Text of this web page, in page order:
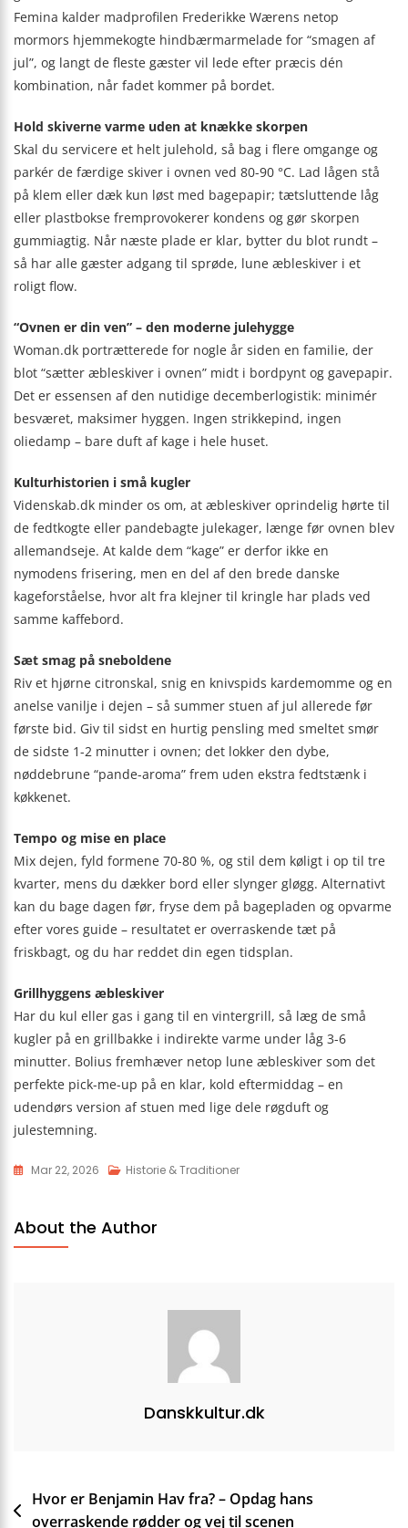
Femina kalder madprofilen Frederikke Wærens netop
mormors hjemmekogte hindbærmarmelade for “smagen af
jul”, og langt de fleste gæster vil lede efter præcis dén
kombination, når fadet kommer på bordet.
Hold skiverne varme uden at knække skorpen
Skal du servicere et helt julehold, så bag i flere omgange og
parkér de færdige skiver i ovnen ved 80-90 °C. Lad lågen stå
på klem eller dæk kun løst med bagepapir; tætsluttende låg
eller plastbokse fremprovokerer kondens og gør skorpen
gummiagtig. Når næste plade er klar, bytter du blot rundt –
så har alle gæster adgang til sprøde, lune æbleskiver i et
roligt flow.
“Ovnen er din ven” – den moderne julehygge
Woman.dk portrætterede for nogle år siden en familie, der
blot “sætter æbleskiver i ovnen” midt i bordpynt og gavepapir.
Det er essensen af den nutidige decemberlogistik: minimér
besværet, maksimer hyggen. Ingen strikkepind, ingen
oliedamp – bare duft af kage i hele huset.
Kulturhistorien i små kugler
Videnskab.dk minder os om, at æbleskiver oprindelig hørte til
de fedtkogte eller pandebagte julekager, længe før ovnen blev
allemandseje. At kalde dem “kage” er derfor ikke en
nymodens frisering, men en del af den brede danske
kageforståelse, hvor alt fra klejner til kringle har plads ved
samme kaffebord.
Sæt smag på sneboldene
Riv et hjørne citronskal, snig en knivspids kardemomme og en
anelse vanilje i dejen – så summer stuen af jul allerede før
første bid. Giv til sidst en hurtig pensling med smeltet smør
de sidste 1-2 minutter i ovnen; det lokker den dybe,
nøddebrune “pande-aroma” frem uden ekstra fedtstænk i
køkkenet.
Tempo og mise en place
Mix dejen, fyld formene 70-80 %, og stil dem køligt i op til tre
kvarter, mens du dækker bord eller slynger gløgg. Alternativt
kan du bage dagen før, fryse dem på bagepladen og opvarme
efter vores guide – resultatet er overraskende tæt på
friskbagt, og du har reddet din egen tidsplan.
Grillhyggens æbleskiver
Har du kul eller gas i gang til en vintergrill, så læg de små
kugler på en grillbakke i indirekte varme under låg 3-6
minutter. Bolius fremhæver netop lune æbleskiver som det
perfekte pick-me-up på en klar, kold eftermiddag – en
udendørs version af stuen med lige dele røgduft og
julestemning.
Mar 22, 2026 Historie & Traditioner
About the Author
Danskkultur.dk
Indlægsnavigation
Hvor er Benjamin Hav fra? – Opdag hans
overraskende rødder og vej til scenen